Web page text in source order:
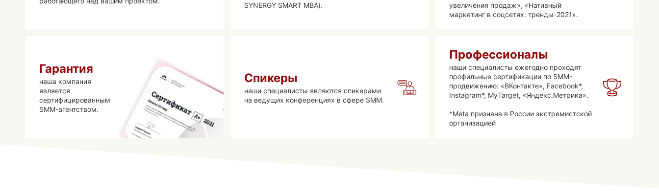
SYNERGY SMART MBA).
увеличения продаж», «Нативный
маркетинг в соцсетях: тренды-2021».
Гарантия
наша компания
является
сертифицированным
SMM-агентством.
Спикеры
наши специалисты являются спикерами
на ведущих конференциях в сфере SMM.
Профессионалы
наши специалисты ежегодно проходят
профильные сертификации по SMM-
продвижению: «ВКонтакте», Facebook*,
Instagram*, MyTarget, «Яндекс.Метрика».
*Meta признана в России экстремистской
организацией